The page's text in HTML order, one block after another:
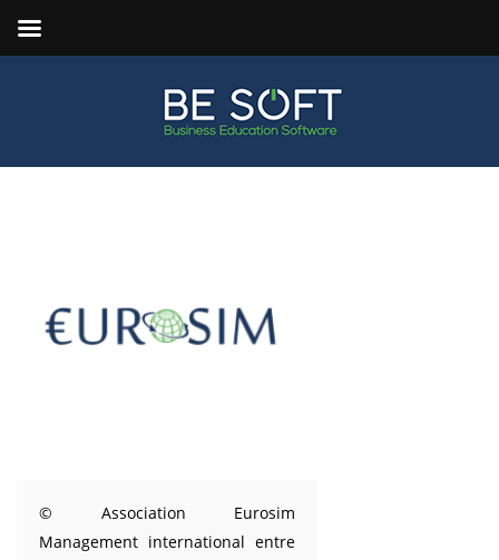
© Association Eurosim
Management international entre